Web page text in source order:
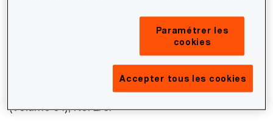
Séverine Defert, Lawyer,
Partner in charge of the Financial Services
department, PwC Société d'Avocats, and Emilie
Dussau, Tax Manager, PwC Société d'Avocats
published in the journal European Taxation, 2024
(Volume 64), No. 2/3.
Paramétrer les
cookies
Accepter tous les cookies